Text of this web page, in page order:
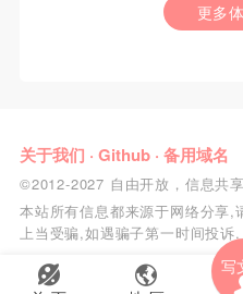
写
更多
关于我们 · Github· 备用域名
©2012-2027 自由开放，信息共享
本站所有信息都来源于网络分享,
上当受骗,如遇骗子第一时间投诉.